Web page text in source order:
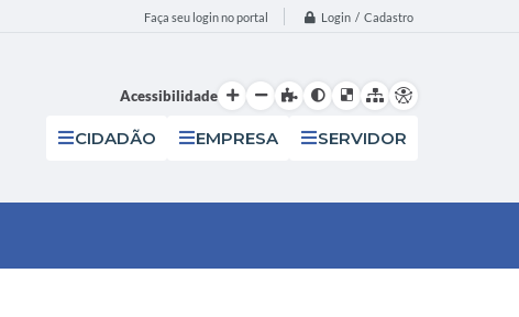
Faça seu login no portal Login / Cadastro
Acessibilidade
CIDADÃO EMPRESA SERVIDOR